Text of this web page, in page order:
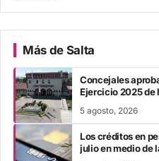
Más de Salta
Concejales
Ejercicio 2025 de
5 agosto, 2026
Los créditos en
julio en medio de